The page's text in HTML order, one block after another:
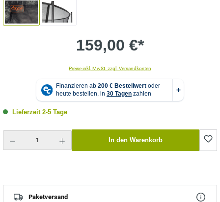
159,00 €*
Preise inkl. MwSt. zzgl. Versandkosten
Lieferzeit 2-5 Tage
In den Warenkorb
Paketversand